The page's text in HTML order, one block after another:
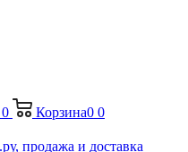
0 Корзина0 0